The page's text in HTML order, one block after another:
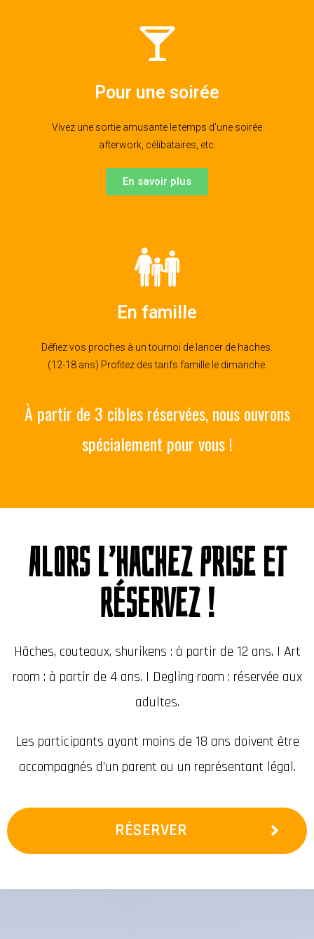
Pour une soirée
Vivez une sortie amusante le temps d'une soirée
afterwork, célibataires, etc.
En savoir plus
En famille
Défiez vos proches à un tournoi de lancer de haches.
(12-18 ans) Profitez des tarifs famille le dimanche.
À partir de 3 cibles réservées, nous ouvrons
spécialement pour vous !
Alors l’hachez prise et
réservez !
Hâches, couteaux, shurikens : à partir de 12 ans. | Art
room : à partir de 4 ans. | Degling room : réservée aux
adultes.
Les participants ayant moins de 18 ans doivent être
accompagnés d’un parent ou un représentant légal.
RÉSERVER